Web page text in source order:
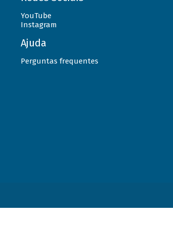
YouTube
Instagram
Ajuda
Perguntas frequentes